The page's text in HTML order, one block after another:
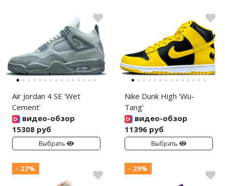
Air Jordan 4 SE 'Wet
Cement'
видео-обзор
15308 руб
Выбрать
Nike Dunk High 'Wu-
Tang'
видео-обзор
11396 руб
Выбрать
- 27% - 29%